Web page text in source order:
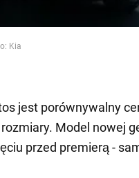
Kia
jest porównywalny
Model nowej
przed premierą -